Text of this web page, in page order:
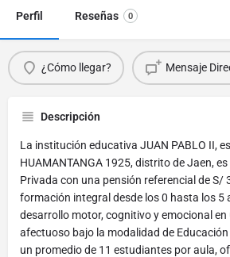
Perfil Reseñas 0
¿Cómo llegar? Mensaje
Descripción
La institución educativa JUAN PABLO II,
HUAMANTANGA 1925, distrito de Jaen,
Privada con una pensión referencial de S/
formación integral desde los 0 hasta los 5
desarrollo motor, cognitivo y emocional
afectuoso bajo la modalidad de
un promedio de 11 estudiantes por aula,